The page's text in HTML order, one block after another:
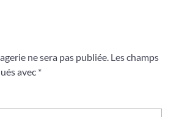
ne sera pas publiée. Les champs
avec *